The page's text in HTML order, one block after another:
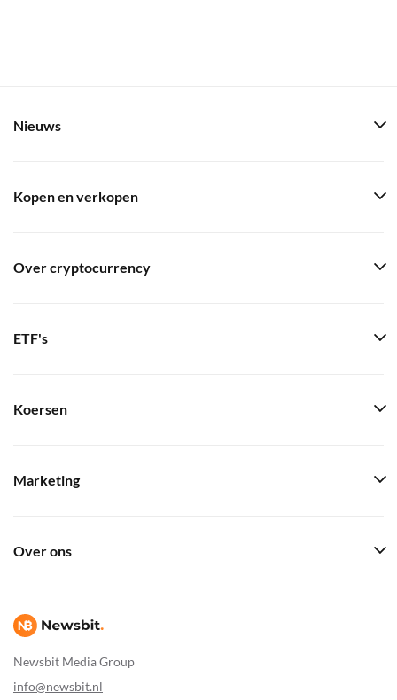
Newsbit Media Group
info@newsbit.nl
Nieuws
Kopen en verkopen
Over cryptocurrency
ETF's
Koersen
Marketing
Over ons